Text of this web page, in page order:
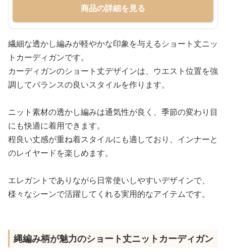
商品の詳細を見る
繊細な透かし編みが軽やかな印象を与えるショート丈ニッ
トカーディガンです。
カーディガンのショート丈デザインは、ウエスト位置を強
調してバランスの良いスタイルを作ります。
ニット素材の透かし編みは通気性が良く、季節の変わり目
にも快適に着用できます。
程良い丈感が重ね着スタイルにも適しており、インナーと
のレイヤードを楽しめます。
エレガントでありながら日常使いしやすいデザインで、
様々なシーンで活躍してくれる実用的なアイテムです。
縄編み柄が魅力のショート丈ニットカーディガン